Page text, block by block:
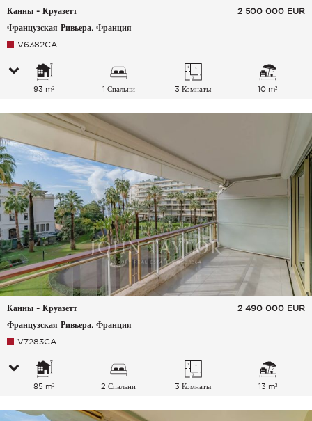
Канны - Круазетт
Французская Ривьера, Франция
2 500 000 EUR
V6382CA
93 m² 1 Спальни 3 Комнаты 10 m²
Канны - Круазетт
Французская Ривьера, Франция
2 490 000 EUR
V7283CA
85 m² 2 Спальни 3 Комнаты 13 m²